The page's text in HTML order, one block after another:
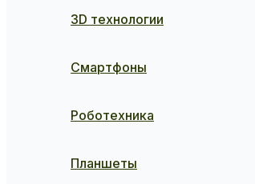
3D технологии
Смартфоны
Роботехника
Планшеты